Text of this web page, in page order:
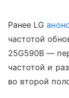
Ранее LG
частотой
25G590B —
частотой и
во второй